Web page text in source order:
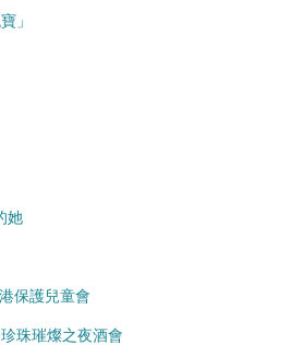
」
她
保護兒童會
珠璀燦之夜酒會